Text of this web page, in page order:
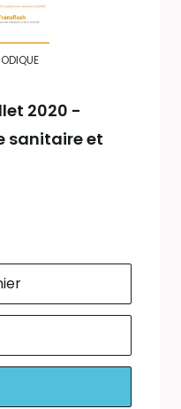
2020 -
sanitaire et